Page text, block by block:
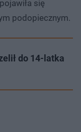
się
podopiecznym.
do 14-latka